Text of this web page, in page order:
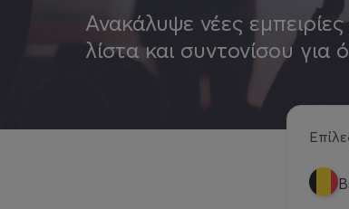
Ανακάλυψε νέες
λίστα και συντονίσου για